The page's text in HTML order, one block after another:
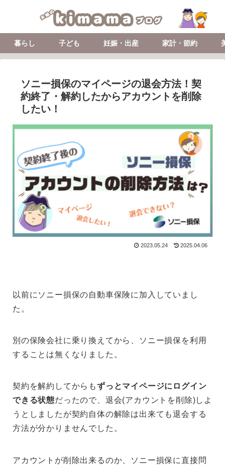
暮らし 子ども 妊娠・出産 家計・節約
ソニー損保のマイページの退会方法！契
約終了・解約したからアカウントを削除
したい！
2023.05.24 2025.04.06
以前にソニー損保の自動車保険に加入していまし
た。
別の保険会社に乗り換えてから、ソニー損保を利用
することは無くなりました。
契約を解約してからもずっとマイページにログイン
できる状態だったので、退会(アカウントを削除)しよ
うとしましたが契約自体の解除は出来ても退会する
方法が分かりませんでした。
アカウントが削除出来るのか、ソニー損保に直接問